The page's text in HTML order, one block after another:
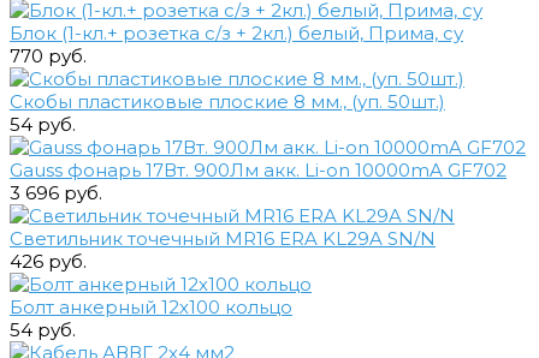
Блок (1-кл.+ розетка с/з + 2кл.) белый, Прима, су
770 руб.
Скобы пластиковые плоские 8 мм., (уп. 50шт.)
54 руб.
Gauss фонарь 17Вт. 900Лм акк. Li-on 10000mA GF702
3 696 руб.
Светильник точечный MR16 ERA KL29A SN/N
426 руб.
Болт анкерный 12х100 кольцо
54 руб.